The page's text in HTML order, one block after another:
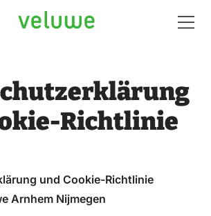
Veluwe
Richtlinie
und Cookie-Richtlinie
Arnhem Nijmegen